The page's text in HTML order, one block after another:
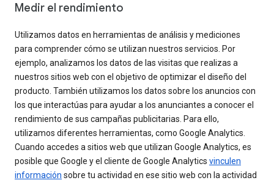
Medir el rendimiento
Utilizamos datos en herramientas de análisis y mediciones
para comprender cómo se utilizan nuestros servicios. Por
ejemplo, analizamos los datos de las visitas que realizas a
nuestros sitios web con el objetivo de optimizar el diseño del
producto. También utilizamos los datos sobre los anuncios con
los que interactúas para ayudar a los anunciantes a conocer el
rendimiento de sus campañas publicitarias. Para ello,
utilizamos diferentes herramientas, como Google Analytics.
Cuando accedes a sitios web que utilizan Google Analytics, es
posible que Google y el cliente de Google Analytics vinculen
información sobre tu actividad en ese sitio web con la actividad